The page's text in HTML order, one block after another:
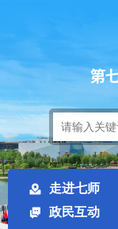
走进七师
政民互动